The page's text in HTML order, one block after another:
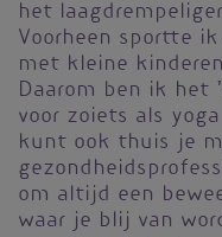
het
Voorheen sportte
met kleine
Daarom ben ik het
voor zoiets als
kunt ook thuis je
om altijd een
waar je blij van